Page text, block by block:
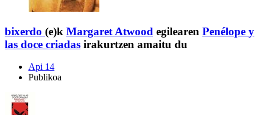
bixerdo (e)k Margaret Atwood egilearen Penélope y
las doce criadas irakurtzen amaitu du
Api 14
Publikoa